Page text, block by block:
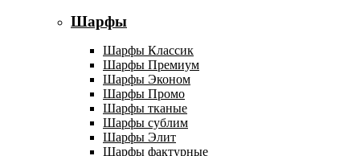
Шарфы
Шарфы Классик
Шарфы Премиум
Шарфы Эконом
Шарфы Промо
Шарфы тканые
Шарфы сублим
Шарфы Элит
Шарфы фактурные